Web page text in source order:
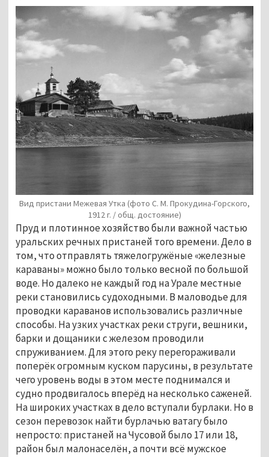
Вид пристани Межевая Утка (фото С. М. Прокудина-Горского,
1912 г. / общ. достояние)
Пруд и плотинное хозяйство были важной частью
уральских речных пристаней того времени. Дело в
том, что отправлять тяжелогружёные «железные
караваны» можно было только весной по большой
воде. Но далеко не каждый год на Урале местные
реки становились судоходными. В маловодье для
проводки караванов использовались различные
способы. На узких участках реки струги, вешники,
барки и дощаники с железом проводили
спруживанием. Для этого реку перегораживали
поперёк огромным куском парусины, в результате
чего уровень воды в этом месте поднимался и
судно продвигалось вперёд на несколько саженей.
На широких участках в дело вступали бурлаки. Но в
сезон перевозок найти бурлачью ватагу было
непросто: пристаней на Чусовой было 17 или 18,
район был малонаселён, а почти всё мужское